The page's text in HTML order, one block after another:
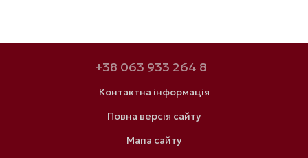
+38 063 933 264 8
Контактна інформація
Повна версія сайту
Мапа сайту